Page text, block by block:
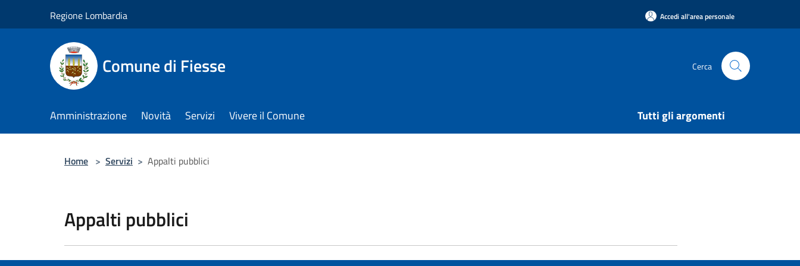
Regione Lombardia Accedi all'area personale
Comune di Fiesse Cerca
Amministrazione Novità Servizi Vivere il Comune Tutti gli argomenti
Home > Servizi > Appalti pubblici
Appalti pubblici